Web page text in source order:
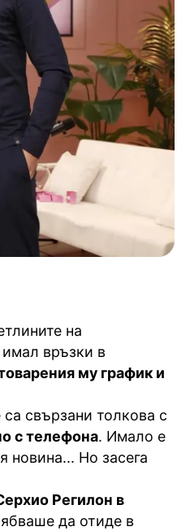
на
връзки в
му график и
свързани толкова с
с телефона. Имало е
новина... Но засега
Регилон в
да отиде в